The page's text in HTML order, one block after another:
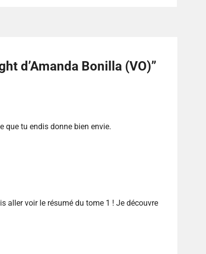
d’Amanda Bonilla (VO)”
que tu endis donne bien envie.
aller voir le résumé du tome 1 ! Je découvre